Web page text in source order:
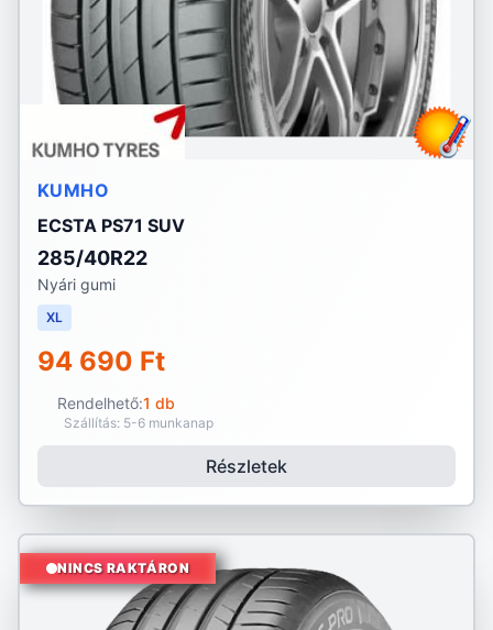
KUMHO
ECSTA PS71 SUV
285/40R22
Nyári gumi
XL
94 690 Ft
Rendelhető:1 db
Szállítás: 5-6 munkanap
Részletek
NINCS RAKTÁRON